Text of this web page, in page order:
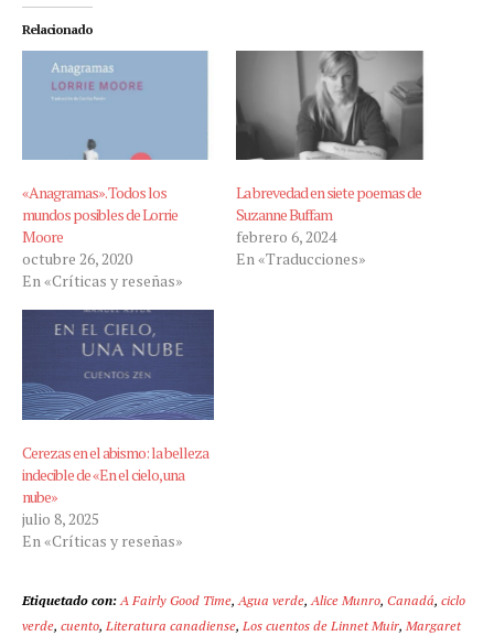
Relacionado
«Anagramas». Todos los
mundos posibles de Lorrie
Moore
octubre 26, 2020
En «Críticas y reseñas»
La brevedad en siete poemas de
Suzanne Buffam
febrero 6, 2024
En «Traducciones»
Cerezas en el abismo: la belleza
indecible de «En el cielo, una
nube»
julio 8, 2025
En «Críticas y reseñas»
Etiquetado con: A Fairly Good Time, Agua verde, Alice Munro, Canadá, ciclo
verde, cuento, Literatura canadiense, Los cuentos de Linnet Muir, Margaret